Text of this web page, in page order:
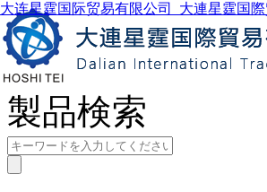
大连星霆国际贸易有限公司_大連星霆国
製品検索